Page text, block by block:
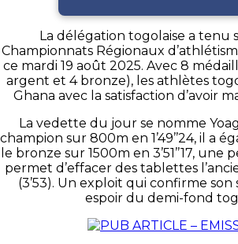
La délégation togolaise a tenu
Championnats Régionaux
ce mardi 19 août 2025. Avec 8
argent et 4 bronze), les athlètes
Ghana avec la satisfaction d’avoir
La vedette du jour se nomme
champion sur 800m en 1’49’’24, il a
le bronze sur 1500m en 3’51’’17,
permet d’effacer des tablettes
(3’53). Un exploit qui confirme
espoir du demi-fond